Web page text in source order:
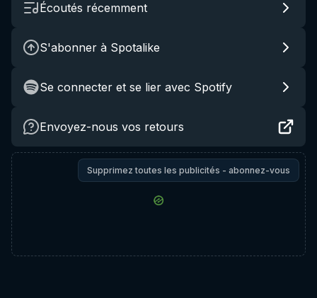
Écoutés récemment
S'abonner à Spotalike
Se connecter et se lier avec Spotify
Envoyez-nous vos retours
Supprimez toutes les publicités - abonnez-vous